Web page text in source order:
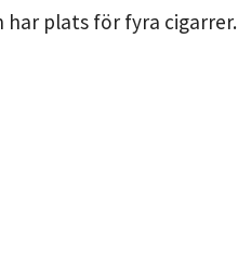
har plats för fyra cigarrer.